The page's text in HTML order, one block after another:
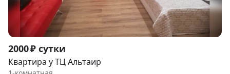
Item
1
of
2000 ₽ сутки
Квартира у ТЦ Альтаир